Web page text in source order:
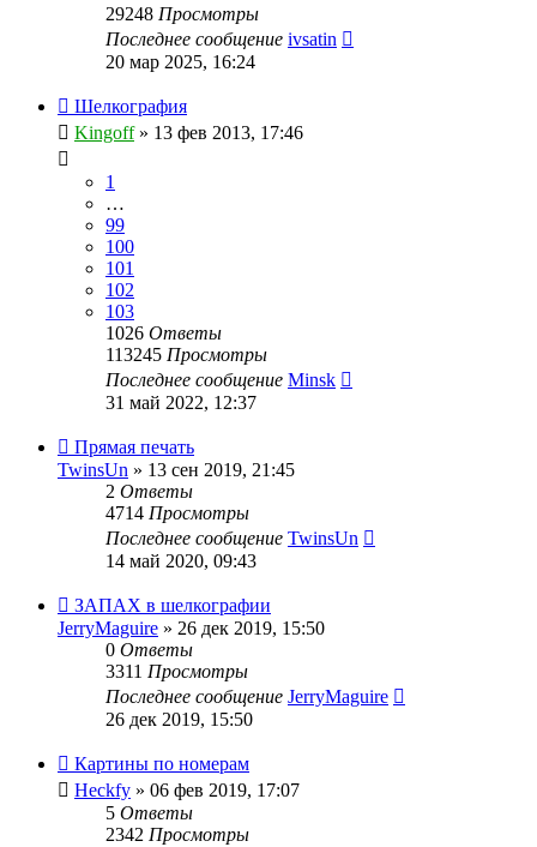
29248 Просмотры
Последнее сообщение ivsatin
20 мар 2025, 16:24
Шелкография
Kingoff» 13 фев 2013, 17:46
1
…
99
100
101
102
103
1026 Ответы
113245 Просмотры
Последнее сообщение Minsk
31 май 2022, 12:37
Прямая печать
TwinsUn » 13 сен 2019, 21:45
2 Ответы
4714 Просмотры
Последнее сообщение TwinsUn
14 май 2020, 09:43
ЗАПАХ в шелкографии
JerryMaguire » 26 дек 2019, 15:50
0 Ответы
3311 Просмотры
Последнее сообщение JerryMaguire
26 дек 2019, 15:50
Картины по номерам
Heckfy » 06 фев 2019, 17:07
5 Ответы
2342 Просмотры